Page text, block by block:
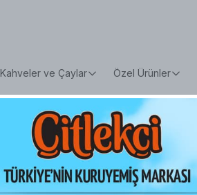
Kahveler ve Çaylar Özel Ürünler